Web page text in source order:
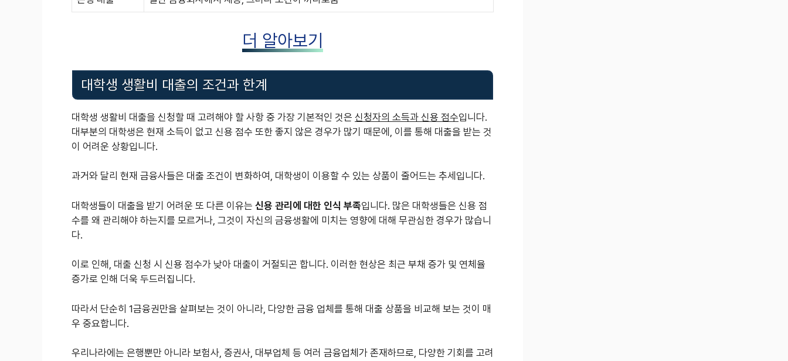
더 알아보기
대학생 생활비 대출의 조건과 한계
대학생 생활비 대출을 신청할 때 고려해야 할 사항 중 가장 기본적인 것은 신청자의 소득과 신용 점수입니다.
대부분의 대학생은 현재 소득이 없고 신용 점수 또한 좋지 않은 경우가 많기 때문에, 이를 통해 대출을 받는 것
이 어려운 상황입니다.
과거와 달리 현재 금융사들은 대출 조건이 변화하여, 대학생이 이용할 수 있는 상품이 줄어드는 추세입니다.
대학생들이 대출을 받기 어려운 또 다른 이유는 신용 관리에 대한 인식 부족입니다. 많은 대학생들은 신용 점
수를 왜 관리해야 하는지를 모르거나, 그것이 자신의 금융생활에 미치는 영향에 대해 무관심한 경우가 많습니
다.
이로 인해, 대출 신청 시 신용 점수가 낮아 대출이 거절되곤 합니다. 이러한 현상은 최근 부채 증가 및 연체율
증가로 인해 더욱 두드러집니다.
따라서 단순히 1금융권만을 살펴보는 것이 아니라, 다양한 금융 업체를 통해 대출 상품을 비교해 보는 것이 매
우 중요합니다.
우리나라에는 은행뿐만 아니라 보험사, 증권사, 대부업체 등 여러 금융업체가 존재하므로, 다양한 기회를 고려